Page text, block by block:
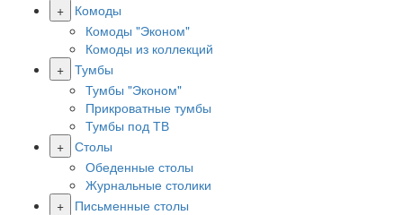
+
Комоды
Комоды "Эконом"
Комоды из коллекций
+ Тумбы
Тумбы "Эконом"
Прикроватные тумбы
Тумбы под ТВ
+ Столы
Обеденные столы
Журнальные столики
+
Письменные столы